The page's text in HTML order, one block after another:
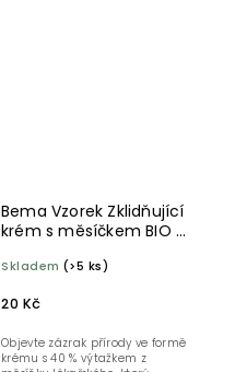
Bema Vzorek Zklidňující
krém s měsíčkem BIO 2
Skladem (>5 ks)
20 Kč
Objevte zázrak přírody ve formě
krému s 40 % výtažkem z